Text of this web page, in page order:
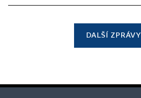
DALŠÍ ZPRÁVY